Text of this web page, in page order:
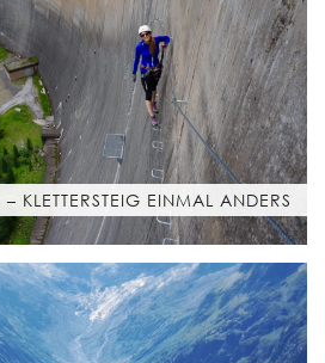
– KLETTERSTEIG EINMAL ANDERS